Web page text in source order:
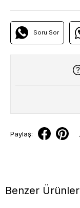
Soru Sor
Paylaş:
Benzer Ürünler